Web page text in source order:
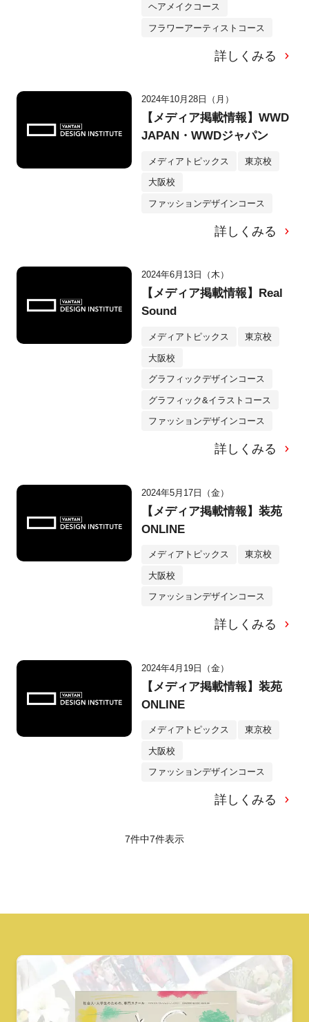
ヘアメイクコース
フラワーアーティストコース
詳しくみる
2024年10月28日（月）
【メディア掲載情報】WWD
JAPAN・WWDジャパン
メディアトピックス 東京校
大阪校
ファッションデザインコース
詳しくみる
2024年6月13日（木）
【メディア掲載情報】Real
Sound
メディアトピックス 東京校
大阪校
グラフィックデザインコース
グラフィック&イラストコース
ファッションデザインコース
詳しくみる
2024年5月17日（金）
【メディア掲載情報】装苑
ONLINE
メディアトピックス 東京校
大阪校
ファッションデザインコース
詳しくみる
2024年4月19日（金）
【メディア掲載情報】装苑
ONLINE
メディアトピックス 東京校
大阪校
ファッションデザインコース
詳しくみる
7件中7件表示